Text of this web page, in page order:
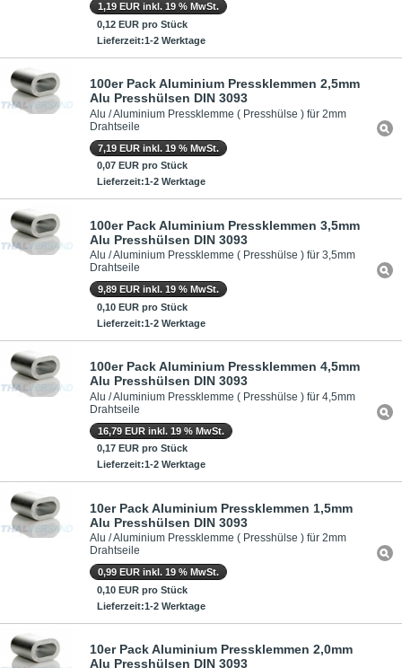
1,19 EUR inkl. 19 % MwSt.
0,12 EUR pro Stück
Lieferzeit:1-2 Werktage
100er Pack Aluminium Pressklemmen 2,5mm
Alu Presshülsen DIN 3093
Alu / Aluminium Pressklemme ( Presshülse ) für 2mm
Drahtseile
7,19 EUR inkl. 19 % MwSt.
0,07 EUR pro Stück
Lieferzeit:1-2 Werktage
100er Pack Aluminium Pressklemmen 3,5mm
Alu Presshülsen DIN 3093
Alu / Aluminium Pressklemme ( Presshülse ) für 3,5mm
Drahtseile
9,89 EUR inkl. 19 % MwSt.
0,10 EUR pro Stück
Lieferzeit:1-2 Werktage
100er Pack Aluminium Pressklemmen 4,5mm
Alu Presshülsen DIN 3093
Alu / Aluminium Pressklemme ( Presshülse ) für 4,5mm
Drahtseile
16,79 EUR inkl. 19 % MwSt.
0,17 EUR pro Stück
Lieferzeit:1-2 Werktage
10er Pack Aluminium Pressklemmen 1,5mm
Alu Presshülsen DIN 3093
Alu / Aluminium Pressklemme ( Presshülse ) für 2mm
Drahtseile
0,99 EUR inkl. 19 % MwSt.
0,10 EUR pro Stück
Lieferzeit:1-2 Werktage
10er Pack Aluminium Pressklemmen 2,0mm
Alu Presshülsen DIN 3093